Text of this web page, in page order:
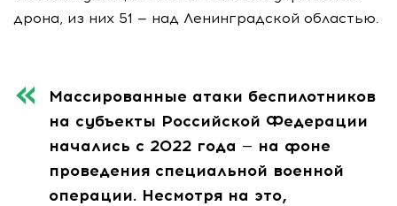
дрона, из них 51 — над Ленинградской областью.
Массированные атаки беспилотников
на субъекты Российской Федерации
начались с 2022 года — на фоне
проведения специальной военной
операции. Несмотря на это,